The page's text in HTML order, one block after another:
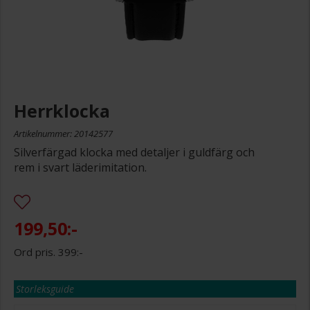
Herrklocka
Artikelnummer: 20142577
Silverfärgad klocka med detaljer i guldfärg och
rem i svart läderimitation.
199,50:-
399:-
Storleksguide